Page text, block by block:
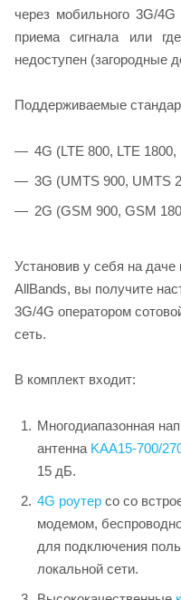
через мобильного 3G/4G
приема сигнала или
недоступен (загородные
Поддерживаемые
4G (LTE 800, LTE 1800,
3G (UMTS 900, UMTS
2G (GSM 900, GSM
Установив у себя на
AllBands, вы получите
3G/4G оператором
сеть.
В комплект входит:
Многодиапазонная
антенна KAA15-700/
15 дБ.
4G роутер со со
модемом,
для подключения
локальной сети.